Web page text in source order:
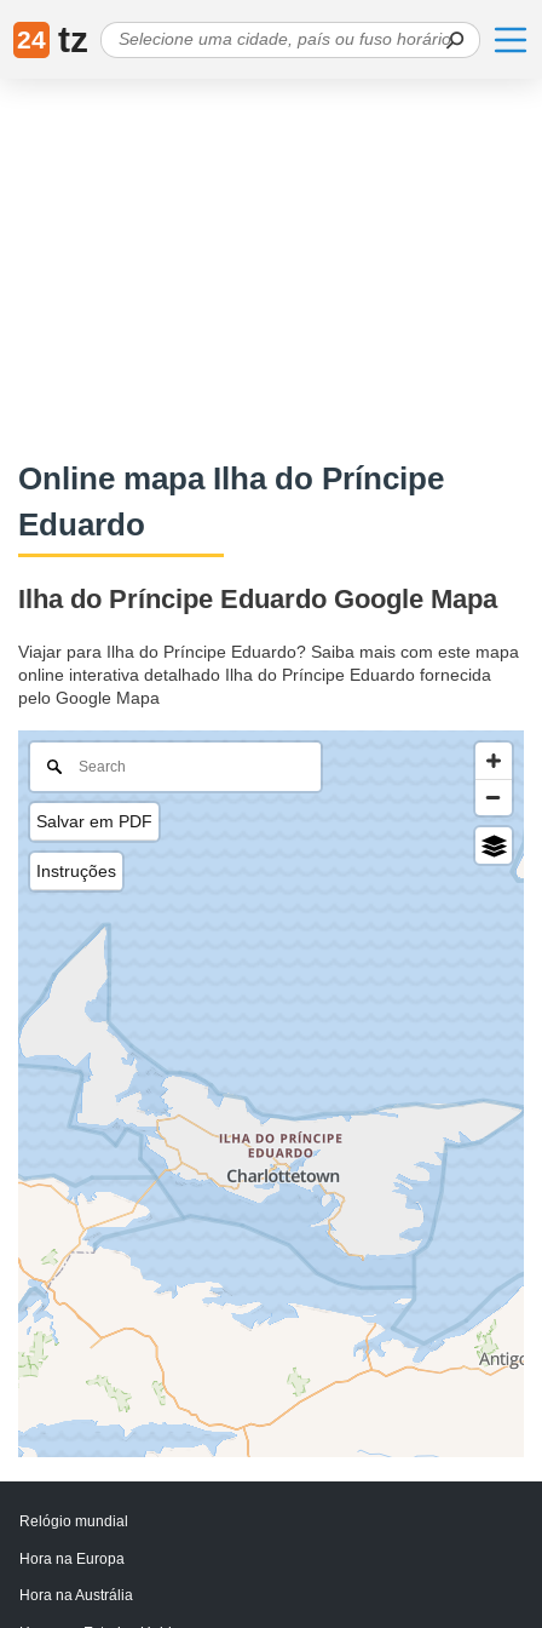
24 tz
Online mapa Ilha do Príncipe
Eduardo
Ilha do Príncipe Eduardo Google Mapa
Viajar para Ilha do Príncipe Eduardo? Saiba mais com este mapa
online interativa detalhado Ilha do Príncipe Eduardo fornecida
pelo Google Mapa
Salvar em PDF
Instruções
Relógio mundial
Hora na Europa
Hora na Austrália